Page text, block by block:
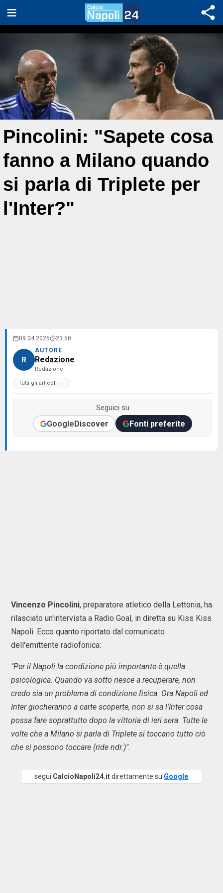
Pincolini: "Sapete cosa
fanno a Milano quando
si parla di Triplete per
l'Inter?"
09.04.2025 23:50
R
AUTORE
Redazione
Redazione
Tutti gli articoli →
Seguici su
GoogleDiscover Fonti preferite
Vincenzo Pincolini, preparatore atletico della Lettonia, ha
rilasciato un'intervista a Radio Goal, in diretta su Kiss Kiss
Napoli. Ecco quanto riportato dal comunicato
dell'emittente radiofonica:
"Per il Napoli la condizione più importante è quella
psicologica. Quando va sotto riesce a recuperare, non
credo sia un problema di condizione fisica. Ora Napoli ed
Inter giocheranno a carte scoperte, non si sa l'Inter cosa
possa fare soprattutto dopo la vittoria di ieri sera. Tutte le
volte che a Milano si parla di Triplete si toccano tutto ciò
che si possono toccare (ride ndr.)".
segui CalcioNapoli24.itdirettamente su Google